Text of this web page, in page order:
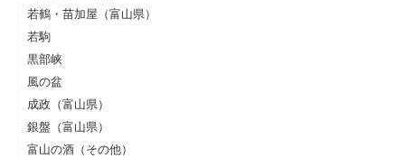
若鶴・苗加屋（富山県）
若駒
黒部峡
風の盆
成政（富山県）
銀盤（富山県）
富山の酒（その他）